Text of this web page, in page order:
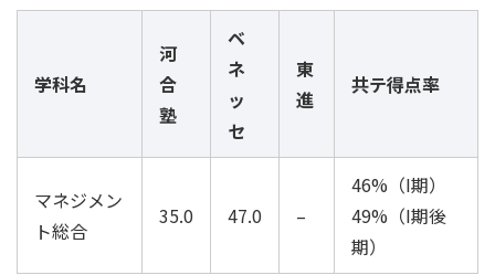
学科名
河
合
塾
ベ
ネ
ッ
セ
東
進
共テ得点率
マネジメン
ト総合
35.0 47.0 –
46%（I期）
49%（I期後
期）